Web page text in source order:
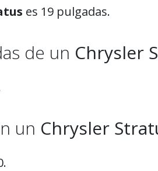
es 19 pulgadas.
de un Chrysler
un Chrysler